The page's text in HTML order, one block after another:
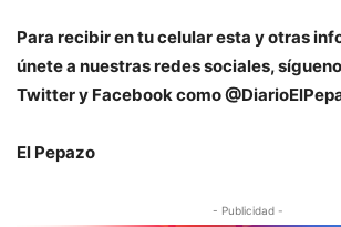
Para recibir en tu celular esta y otras
únete a nuestras redes sociales,
Twitter y Facebook como
El Pepazo
- Publicidad -